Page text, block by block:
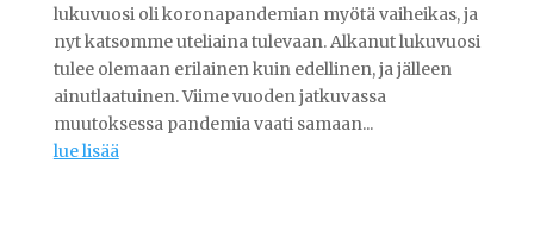
lukuvuosi oli koronapandemian myötä vaiheikas, ja
nyt katsomme uteliaina tulevaan. Alkanut lukuvuosi
tulee olemaan erilainen kuin edellinen, ja jälleen
ainutlaatuinen. Viime vuoden jatkuvassa
muutoksessa pandemia vaati samaan...
lue lisää